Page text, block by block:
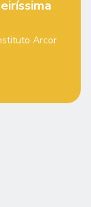
Arcor